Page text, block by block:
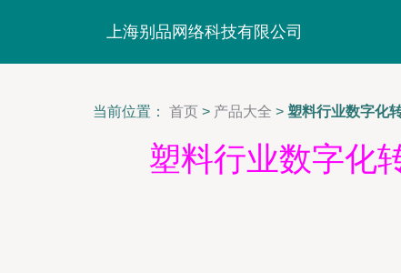
上海别品网络科技有限公司
当前位置： 首页 > 产品大全 > 塑料行业数字化
塑料行业数字化